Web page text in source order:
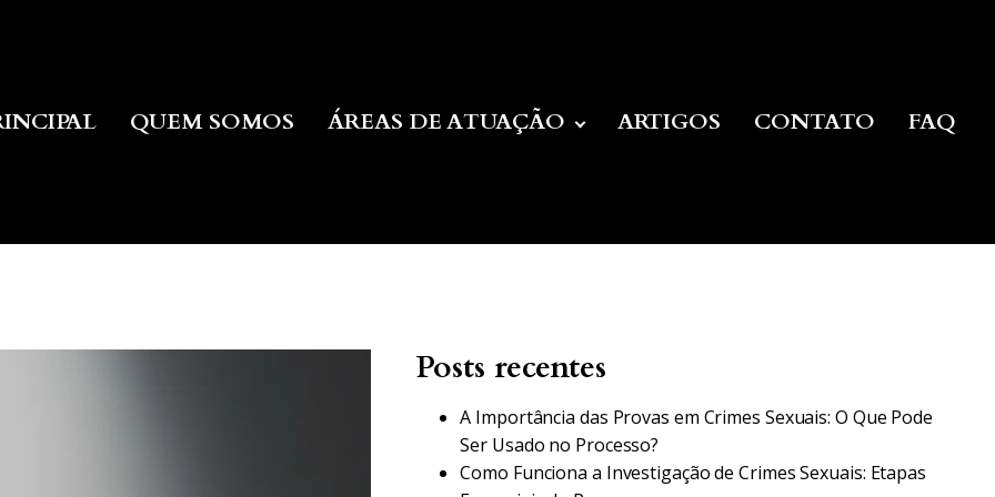
QUEM SOMOS ÁREAS DE ATUAÇÃO ARTIGOS CONTATO FAQ
Posts recentes
A Importância das Provas em Crimes Sexuais: O Que Pode
Ser Usado no Processo?
Como Funciona a Investigação de Crimes Sexuais: Etapas